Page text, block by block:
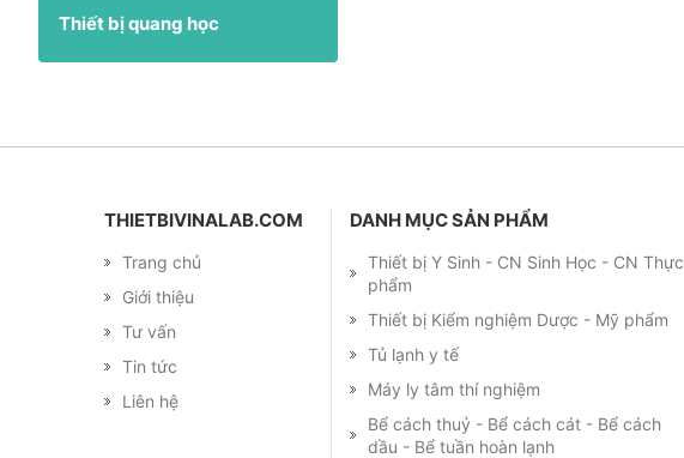
Thiết bị quang học
THIETBIVINALAB.COM
Trang chủ
Giới thiệu
Tư vấn
Tin tức
Liên hệ
DANH MỤC SẢN PHẨM
Thiết bị Y Sinh - CN Sinh Học - CN Thực
phẩm
Thiết bị Kiểm nghiệm Dược - Mỹ phẩm
Tủ lạnh y tế
Máy ly tâm thí nghiệm
Bể cách thuỷ - Bể cách cát - Bể cách
dầu - Bể tuần hoàn lạnh